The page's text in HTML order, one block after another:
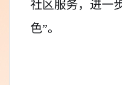
社区服务，进一
色”。